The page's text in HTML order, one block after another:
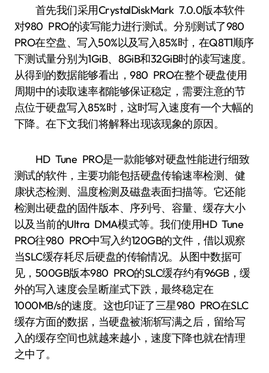
首先我们采用CrystalDiskMark 7.0.0版本软件
对980 PRO的读写能力进行测试。分别测试了980
PRO在空盘、写入50%以及写入85%时，在Q8T1顺序
下测试量分别为1GiB、8GiB和32GiB时的读写速度。
从得到的数据能够看出，980 PRO在整个硬盘使用
周期中的读取速率都能够保证稳定，需要注意的节
点位于硬盘写入85%时，这时写入速度有一个大幅的
下降。在下文我们将解释出现该现象的原因。
HD Tune PRO是一款能够对硬盘性能进行细致
测试的软件，主要功能包括硬盘传输速率检测、健
康状态检测、温度检测及磁盘表面扫描等。它还能
检测出硬盘的固件版本、序列号、容量、缓存大小
以及当前的Ultra DMA模式等。我们使用HD Tune
PRO往980 PRO中写入约120GB的文件，借以观察
当SLC缓存耗尽后硬盘的传输情况。从图中数据可
见，500GB版本980 PRO的SLC缓存约有96GB，缓
外的写入速度会呈断崖式下跌，最终稳定在
1000MB/s的速度。这也印证了三星980 PRO在SLC
缓存方面的数据，当硬盘被渐渐写满之后，留给写
入的缓存空间也就越来越小，速度下降也就在情理
之中了。